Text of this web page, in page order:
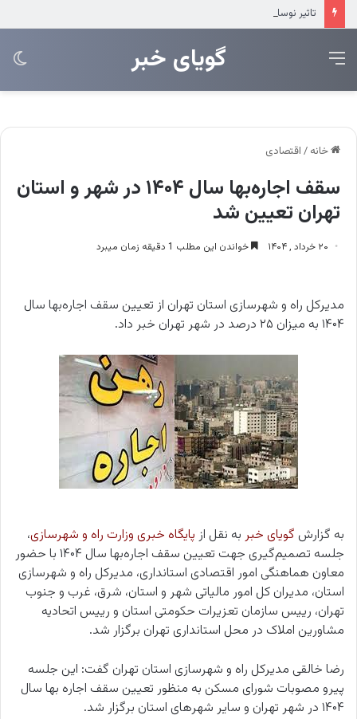
تاثیر نوسانات نرخ ارز بر بازار لوازم خانگی
‌‌‌گویای خبر منو
خانه / اقتصادی
سقف اجاره‌بها سال ۱۴۰۴ در شهر و استان
تهران تعیین شد
۲۰ خرداد , ۱۴۰۴ خواندن این مطلب 1 دقیقه زمان میبرد
مدیرکل راه و شهرسازی استان تهران از تعیین سقف اجاره‌بها سال
۱۴۰۴ به میزان ۲۵ درصد در شهر تهران خبر داد.
به گزارش گویای خبر به نقل از پایگاه خبری وزارت راه و شهرسازی،
جلسه تصمیم‌گیری جهت تعیین سقف اجاره‌بها سال ۱۴۰۴ با حضور
معاون هماهنگی امور اقتصادی استانداری، مدیرکل راه و شهرسازی
استان، مدیران کل امور مالیاتی شهر و استان، شرق، غرب و جنوب
تهران، رییس سازمان تعزیرات حکومتی استان و رییس اتحادیه
مشاورین املاک در محل استانداری تهران برگزار شد.
رضا خالقی مدیرکل راه و شهرسازی استان تهران گفت: این جلسه
پیرو مصوبات شورای مسکن به منظور تعیین سقف اجاره بها سال
۱۴۰۴ در شهر تهران و سایر شهرهای استان برگزار شد.